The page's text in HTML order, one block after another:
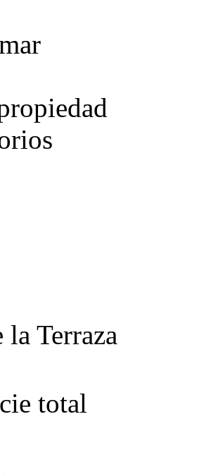
la Terraza
total